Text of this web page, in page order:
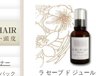
ー
ック
ラ セーブ ド ジュール